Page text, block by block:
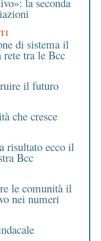
di sistema il
tra le Bcc
il futuro
che cresce
risultato ecco il
Bcc
le comunità il
nei numeri